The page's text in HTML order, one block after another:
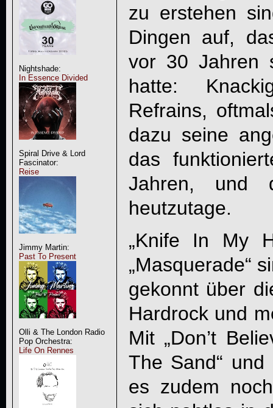
Nightshade:
In Essence Divided
Spiral Drive & Lord
Fascinator:
Reise
Jimmy Martin:
Past To Present
Olli & The London Radio
Pop Orchestra:
Life On Rennes
zu erstehen
Dingen auf,
vor 30 Jahren
hatte:
Refrains,
dazu seine
das
Jahren, und
heutzutage.
„Knife In My
„Masquerade“
gekonnt über
Hardrock und
Mit „Don’t
The Sand“ und
es zudem